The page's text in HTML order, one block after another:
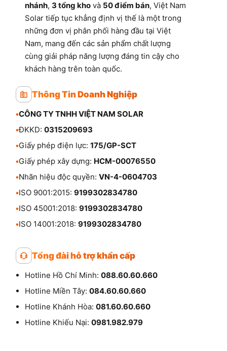
nhánh, 3 tổng kho và 50 điểm bán, Việt Nam
Solar tiếp tục khẳng định vị thế là một trong
những đơn vị phân phối hàng đầu tại Việt
Nam, mang đến các sản phẩm chất lượng
cùng giải pháp năng lượng đáng tin cậy cho
khách hàng trên toàn quốc.
Thông Tin Doanh Nghiệp
•CÔNG TY TNHH VIỆT NAM SOLAR
•ĐKKD: 0315209693
•Giấy phép điện lực: 175/GP-SCT
•Giấy phép xây dựng: HCM-00076550
•Nhãn hiệu độc quyền: VN-4-0604703
•ISO 9001:2015: 9199302834780
•ISO 45001:2018: 9199302834780
•ISO 14001:2018: 9199302834780
Tổng đài hỗ trợ khẩn cấp
Hotline Hồ Chí Minh: 088.60.60.660
Hotline Miền Tây: 084.60.60.660
Hotline Khánh Hòa: 081.60.60.660
Hotline Khiếu Nại: 0981.982.979